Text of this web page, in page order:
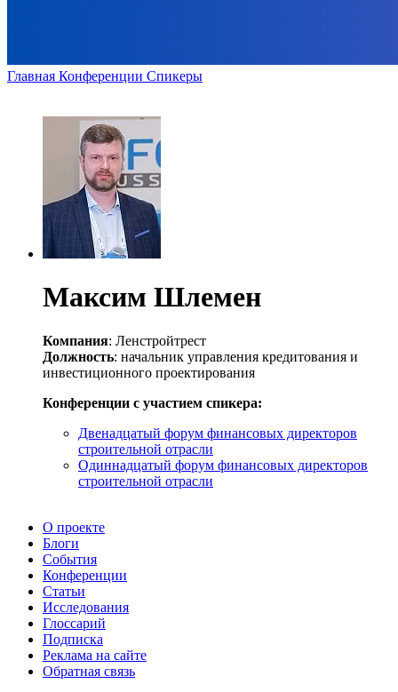
Главная Конференции Спикеры
Максим Шлемен
Компания: Ленстройтрест
Должность: начальник управления кредитования и
инвестиционного проектирования
Конференции с участием спикера:
Двенадцатый форум финансовых директоров
строительной отрасли
Одиннадцатый форум финансовых директоров
строительной отрасли
О проекте
Блоги
События
Конференции
Статьи
Исследования
Глоссарий
Подписка
Реклама на сайте
Обратная связь